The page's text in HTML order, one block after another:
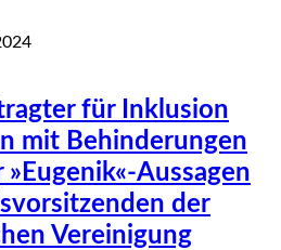
für Inklusion
mit Behinderungen
Aussagen
der
Vereinigung